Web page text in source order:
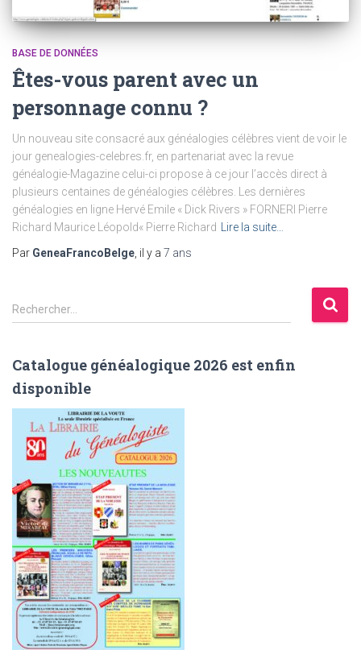
BASE DE DONNÉES
Êtes-vous parent avec un
personnage connu ?
Un nouveau site consacré aux généalogies célèbres vient de voir le
jour genealogies-celebres.fr, en partenariat avec la revue
généalogie-Magazine celui-ci propose à ce jour l’accès direct à
plusieurs centaines de généalogies célèbres. Les dernières
généalogies en ligne Hervé Emile « Dick Rivers » FORNERI Pierre
Richard Maurice Léopold« Pierre Richard Lire la suite…
Par GeneaFrancoBelge , il y a 7 ans
R
e
e
r
c
:
Rechercher…
Catalogue généalogique 2026 est enfin
disponible